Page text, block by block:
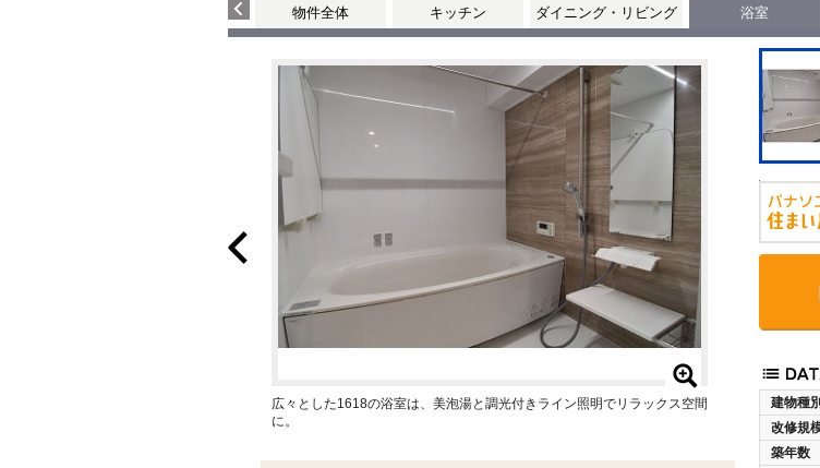
物件全体 キッチン ダイニング・リビング 浴室
建物種別
改修規
築年数
広々とした1618の浴室は、美泡湯と調光付きライン照明でリラックス空間
に。